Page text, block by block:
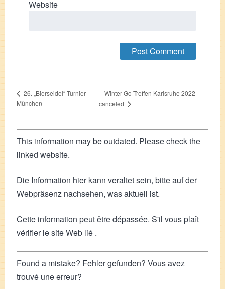
Website
26. „Bierseidel“-Turnier
München
Winter-Go-Treffen Karlsruhe 2022 –
canceled
This information may be outdated. Please check the
linked website.
Die Information hier kann veraltet sein, bitte auf der
Webpräsenz nachsehen, was aktuell ist.
Cette information peut être dépassée. S'il vous plaît
vérifier le site Web lié .
Found a mistake? Fehler gefunden? Vous avez
trouvé une erreur?